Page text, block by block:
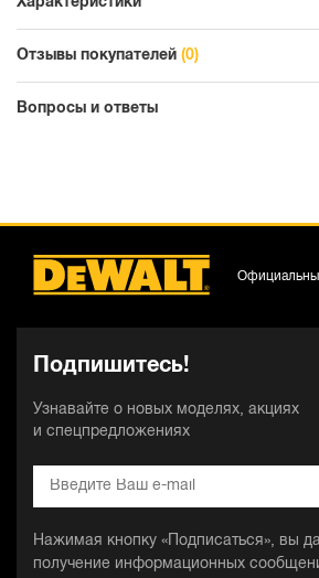
Отзывы покупателей (0)
Вопросы и ответы
Подпишитесь!
Узнавайте о новых моделях, акциях
и спецпредложениях
Нажимая кнопку «Подписаться», вы
получение информационных